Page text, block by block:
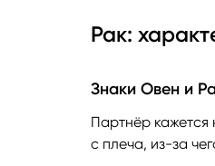
Рак:
Знаки Овен и
Партнёр
с плеча, из-за